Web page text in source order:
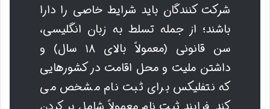
شرکت کنندگان باید شرایط خاصی را دارا
باشند؛ از جمله تسلط به زبان انگلیسی،
سن قانونی (معمولاً بالای ۱۸ سال) و
داشتن ملیت و محل اقامت در کشورهایی
که نتفلیکس برای ثبت نام مشخص می